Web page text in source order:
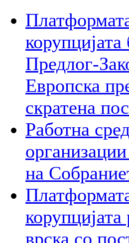
Предлог-
Европска
скратена
Работна
на
врска со